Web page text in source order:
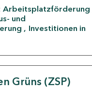
Arbeitsplatzförderung
und
Investitionen in
Grüns (ZSP)